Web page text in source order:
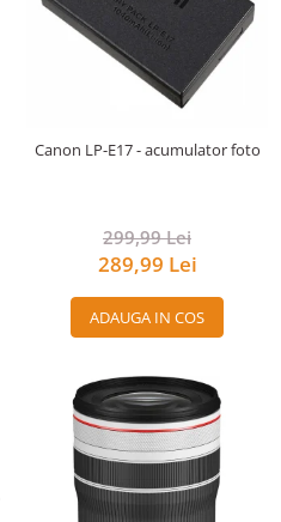
Canon LP-E17 - acumulator foto
299,99 Lei
289,99 Lei
ADAUGA IN COS